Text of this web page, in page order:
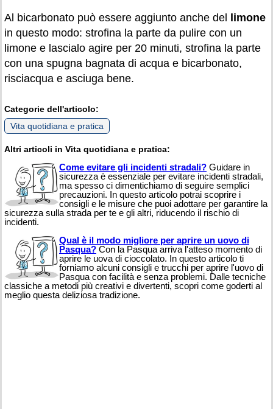
Al bicarbonato può essere aggiunto anche del
limone
in questo modo: strofina la parte da pulire con un
limone e lascialo agire per 20 minuti, strofina la parte
con una spugna bagnata di acqua e bicarbonato,
risciacqua e asciuga bene.
Categorie dell'articolo:
Vita quotidiana e pratica
Altri articoli in Vita quotidiana e pratica:
Come evitare gli incidenti stradali? Guidare in
sicurezza è essenziale per evitare incidenti stradali,
ma spesso ci dimentichiamo di seguire semplici
precauzioni. In questo articolo potrai scoprire i
consigli e le misure che puoi adottare per garantire la
sicurezza sulla strada per te e gli altri, riducendo il rischio di
incidenti.
Qual è il modo migliore per aprire un uovo di
Pasqua? Con la Pasqua arriva l'atteso momento di
aprire le uova di cioccolato. In questo articolo ti
forniamo alcuni consigli e trucchi per aprire l'uovo di
Pasqua con facilità e senza problemi. Dalle tecniche
classiche a metodi più creativi e divertenti, scopri come goderti al
meglio questa deliziosa tradizione.